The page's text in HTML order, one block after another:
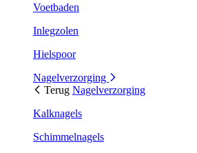
Voetbaden
Inlegzolen
Hielspoor
Nagelverzorging
Terug Nagelverzorging
Kalknagels
Schimmelnagels